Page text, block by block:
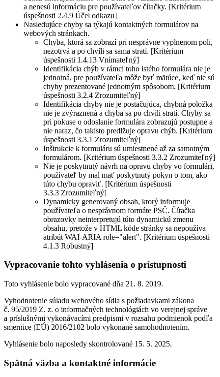
a nenesú informáciu pre používateľov čítačky. [Kritérium
úspešnosti 2.4.9 Účel odkazu]
Nasledujúce chyby sa týkajú kontaktných formulárov na
webových stránkach.
Chyba, ktorá sa zobrazí pri nesprávne vyplnenom poli,
nezotrvá a po chvíli sa sama stratí. [Kritérium
úspešnosti 1.4.13 Vnímateľný]
Identifikácia chýb v rámci toho istého formulára nie je
jednotná, pre používateľa môže byť mätúce, keď nie sú
chyby prezentované jednotným spôsobom. [Kritérium
úspešnosti 3.2.4 Zrozumiteľný]
Identifikácia chyby nie je postačujúca, chybná položka
nie je zvýraznená a chyba sa po chvíli stratí. Chyby sa
pri pokuse o odoslanie formulára zobrazujú postupne a
nie naraz, čo takisto predlžuje opravu chýb. [Kritérium
úspešnosti 3.3.1 Zrozumiteľný]
Inštrukcie k formuláru sú umiestnené až za samotným
formulárom. [Kritérium úspešnosti 3.3.2 Zrozumiteľný]
Nie je poskytnutý návrh na opravu chyby vo formulári,
používateľ by mal mať poskytnutý pokyn o tom, ako
túto chybu opraviť. [Kritérium úspešnosti
3.3.3 Zrozumiteľný]
Dynamicky generovaný obsah, ktorý informuje
používateľa o nesprávnom formáte PSČ. Čítačka
obrazovky neinterpretujú túto dynamickú zmenu
obsahu, pretože v HTML kóde stránky sa nepoužíva
atribút WAI-ARIA role="alert". [Kritérium úspešnosti
4.1.3 Robustný]
Vypracovanie tohto vyhlásenia o prístupnosti
Toto vyhlásenie bolo vypracované dňa 21. 8. 2019.
Vyhodnotenie súladu webového sídla s požiadavkami zákona
č. 95/2019 Z. z. o informačných technológiách vo verejnej správe
a príslušnými vykonávacími predpismi v rozsahu podmienok podľa
smernice (EÚ) 2016/2102 bolo vykonané samohodnotením.
Vyhlásenie bolo naposledy skontrolované 15. 5. 2025.
Spätná väzba a kontaktné informácie